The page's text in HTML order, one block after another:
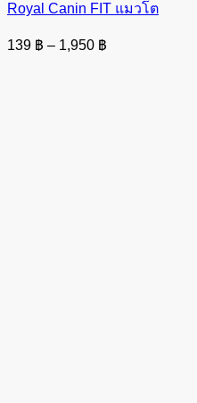
Royal Canin FIT แมวโต
139 ฿ – 1,950 ฿